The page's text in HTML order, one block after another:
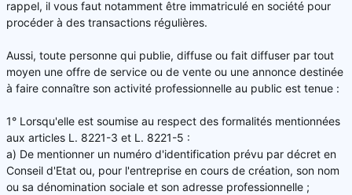
rappel, il vous faut notamment être immatriculé en société pour
procéder à des transactions régulières.
Aussi, toute personne qui publie, diffuse ou fait diffuser par tout
moyen une offre de service ou de vente ou une annonce destinée
à faire connaître son activité professionnelle au public est tenue :
1° Lorsqu'elle est soumise au respect des formalités mentionnées
aux articles L. 8221-3 et L. 8221-5 :
a) De mentionner un numéro d'identification prévu par décret en
Conseil d'Etat ou, pour l'entreprise en cours de création, son nom
ou sa dénomination sociale et son adresse professionnelle ;